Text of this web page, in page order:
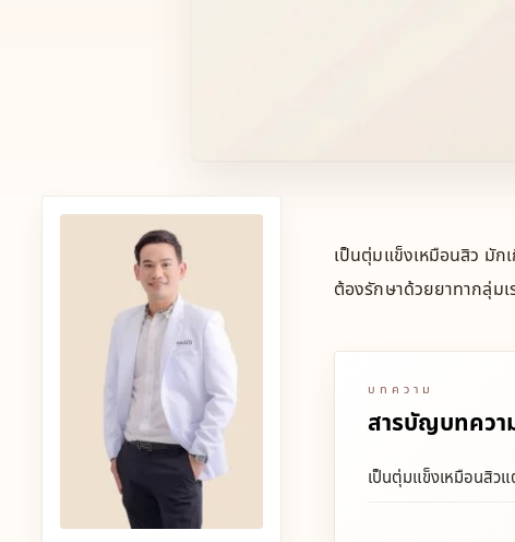
เป็นตุ่มแข็งเหมือนสิว มัก
ต้องรักษาด้วยยาทากลุ่ม
บทความ
สารบัญบทควา
เป็นตุ่มแข็งเหมือนสิวแ